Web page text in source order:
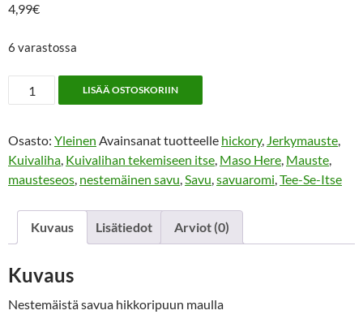
4,99€
6 varastossa
Maso
Here
savuaromi
100ml
määrä
LISÄÄ OSTOSKORIIN
Osasto: Yleinen Avainsanat tuotteelle hickory, Jerkymauste,
Kuivaliha, Kuivalihan tekemiseen itse, Maso Here, Mauste,
mausteseos, nestemäinen savu,Savu,savuaromi,Tee-Se-Itse
Kuvaus Lisätiedot Arviot (0)
Kuvaus
Nestemäistä savua hikkoripuun maulla